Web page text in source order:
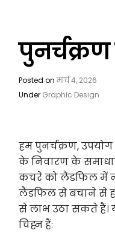
Posted onमार्च 4, 2026
Under Graphic Design
हम पुनर्चक्रण,
के निवारण के
कचरे को लैंडफिल में
लैंडफिल से बचाने से
से लाभ उठा सकते हैं।
चिह्न हैं: